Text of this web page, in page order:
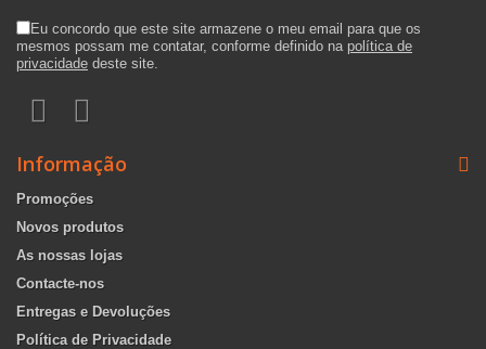
Eu concordo que este site armazene o meu email para que os
mesmos possam me contatar, conforme definido na política de
privacidade deste site.
Informação
Promoções
Novos produtos
As nossas lojas
Contacte-nos
Entregas e Devoluções
Política de Privacidade